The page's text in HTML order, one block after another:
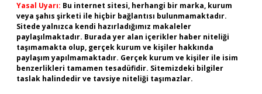
Yasal Uyarı: Bu internet sitesi, herhangi bir marka, kurum
veya şahıs şirketi ile hiçbir bağlantısı bulunmamaktadır.
Sitede yalnızca kendi hazırladığımız makaleler
paylaşılmaktadır. Burada yer alan içerikler haber niteliği
taşımamakta olup, gerçek kurum ve kişiler hakkında
paylaşım yapılmamaktadır. Gerçek kurum ve kişiler ile isim
benzerlikleri tamamen tesadüfidir. Sitemizdeki bilgiler
taslak halindedir ve tavsiye niteliği taşımazlar.